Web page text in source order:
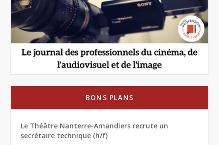
BONS PLANS
Le Théâtre Nanterre-Amandiers recrute un
secrétaire technique (h/f)